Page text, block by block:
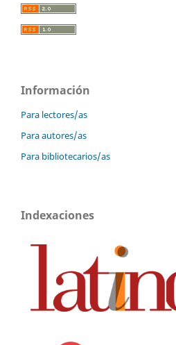
Información
Para lectores/as
Para autores/as
Para bibliotecarios/as
Indexaciones